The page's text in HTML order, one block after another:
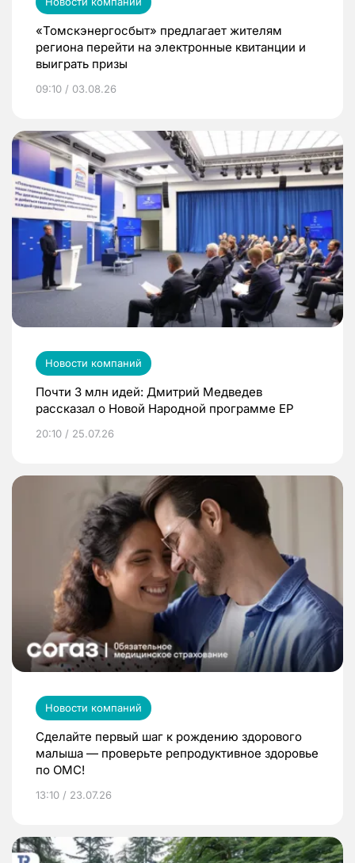
«Томскэнергосбыт» предлагает жителям
региона перейти на электронные квитанции и
выиграть призы
09:10 / 03.08.26
Новости компаний
Почти 3 млн идей: Дмитрий Медведев
рассказал о Новой Народной программе ЕР
20:10 / 25.07.26
Новости компаний
Сделайте первый шаг к рождению здорового
малыша — проверьте репродуктивное здоровье
по ОМС!
13:10 / 23.07.26